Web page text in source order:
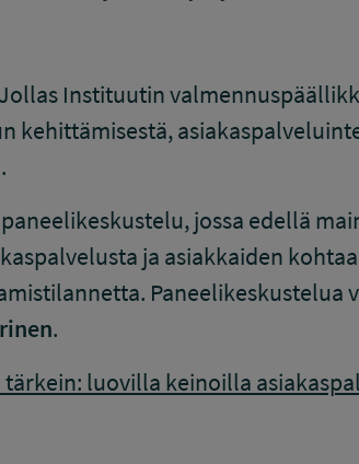
Instituutin
kehittämisestä,
jossa edellä
ja asiakkaiden
Paneelikeskustelua
.
tärkein: luovilla keinoilla